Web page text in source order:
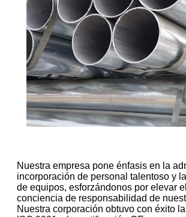
Nuestra empresa pone énfasis en la
incorporación de personal talentoso y
de equipos, esforzándonos por elevar
conciencia de responsabilidad de
Nuestra corporación obtuvo con éxito